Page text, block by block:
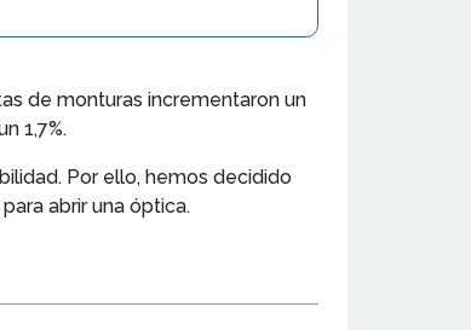
de monturas incrementaron un
1,7%.
Por ello, hemos decidido
abrir una óptica.